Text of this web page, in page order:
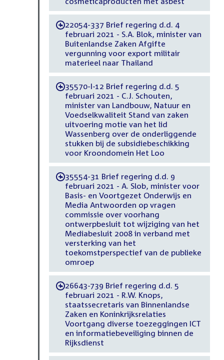
-22054-337 Brief regering d.d. 4
februari 2021 - S.A. Blok, minister van
Buitenlandse Zaken Afgifte
vergunning voor export militair
materieel naar Thailand
-35570-I-12 Brief regering d.d. 5
februari 2021 - C.J. Schouten,
minister van Landbouw, Natuur en
Voedselkwaliteit Stand van zaken
uitvoering motie van het lid
Wassenberg over de onderliggende
stukken bij de subsidiebeschikking
voor Kroondomein Het Loo
-35554-31 Brief regering d.d. 9
februari 2021 - A. Slob, minister voor
Basis- en Voortgezet Onderwijs en
Media Antwoorden op vragen
commissie over voorhang
ontwerpbesluit tot wijziging van het
Mediabesluit 2008 in verband met
versterking van het
toekomstperspectief van de publieke
omroep
-26643-739 Brief regering d.d. 5
februari 2021 - R.W. Knops,
staatssecretaris van Binnenlandse
Zaken en Koninkrijksrelaties
Voortgang diverse toezeggingen ICT
en informatiebeveiliging binnen de
Rijksdienst